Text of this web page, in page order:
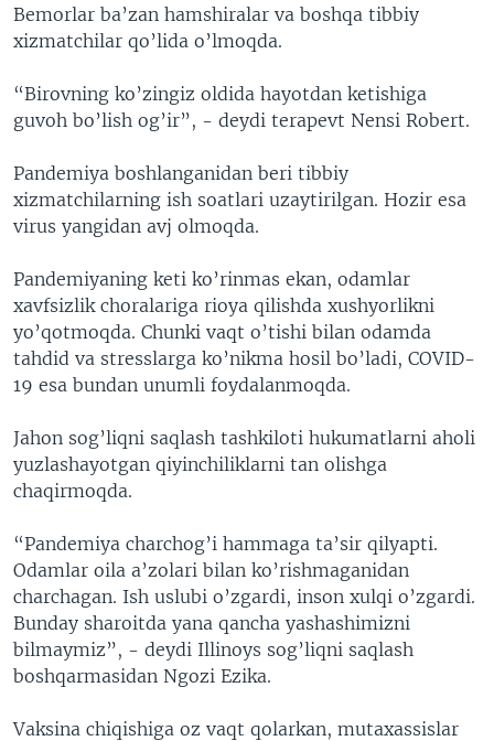
Bemorlar ba’zan hamshiralar va boshqa tibbiy
xizmatchilar qo’lida o’lmoqda.
“Birovning ko’zingiz oldida hayotdan ketishiga
guvoh bo’lish og’ir”, - deydi terapevt Nensi Robert.
Pandemiya boshlanganidan beri tibbiy
xizmatchilarning ish soatlari uzaytirilgan. Hozir esa
virus yangidan avj olmoqda.
Pandemiyaning keti ko’rinmas ekan, odamlar
xavfsizlik choralariga rioya qilishda xushyorlikni
yo’qotmoqda. Chunki vaqt o’tishi bilan odamda
tahdid va stresslarga ko’nikma hosil bo’ladi, COVID-
19 esa bundan unumli foydalanmoqda.
Jahon sog’liqni saqlash tashkiloti hukumatlarni aholi
yuzlashayotgan qiyinchiliklarni tan olishga
chaqirmoqda.
“Pandemiya charchog’i hammaga ta’sir qilyapti.
Odamlar oila a’zolari bilan ko’rishmaganidan
charchagan. Ish uslubi o’zgardi, inson xulqi o’zgardi.
Bunday sharoitda yana qancha yashashimizni
bilmaymiz”, - deydi Illinoys sog’liqni saqlash
boshqarmasidan Ngozi Ezika.
Vaksina chiqishiga oz vaqt qolarkan, mutaxassislar